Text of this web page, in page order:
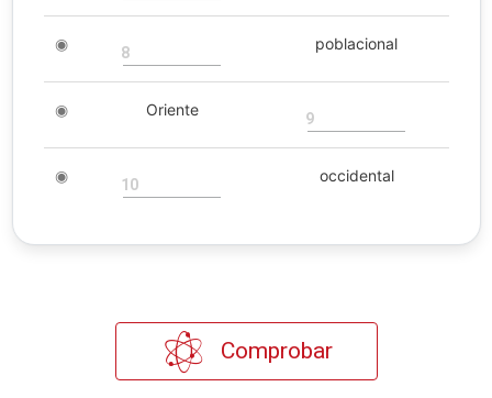
◉ 8 poblacional
◉ Oriente 9
◉ 10 occidental
Comprobar